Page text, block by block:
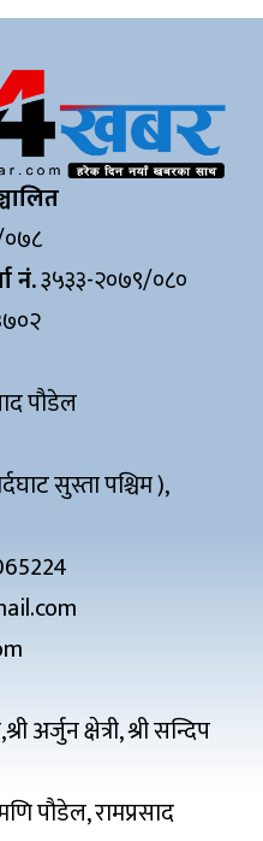
नं.३५३३-२०७९/०८०
पौडेल
सुस्ता पश्चिम ),
अर्जुन क्षेत्री, श्री सन्दिप
पौडेल, रामप्रसाद